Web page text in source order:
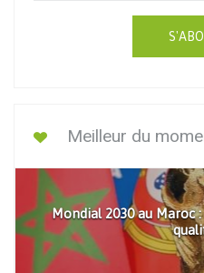
Meilleur du
Mondial 2030 au Maroc